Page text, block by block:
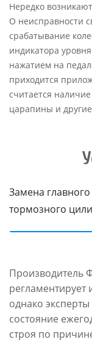
Нередко
О неисправности
срабатывание
индикатора
нажатием на
приходится
считается
царапины и
Замена
тормозного
Производитель
однако
состояние
строя по